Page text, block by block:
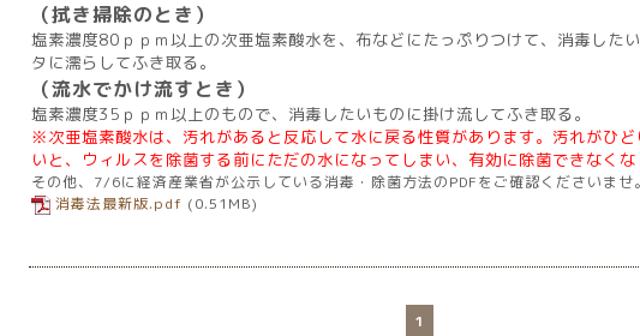
（拭き掃除のとき）
塩素濃度80ｐｐｍ以上の次亜塩素酸水を、布などにたっぷりつけて、消毒した
タに濡らしてふき取る。
（流水でかけ流すとき）
塩素濃度35ｐｐｍ以上のもので、消毒したいものに掛け流してふき取る。
※次亜塩素酸水は、汚れがあると反応して水に戻る性質があります。汚れがひ
いと、ウィルスを除菌する前にただの水になってしまい、有効に除菌できなくな
その他、7/6に経済産業省が公示している消毒・除菌方法のPDFをご確認くださいませ。
消毒法最新版.pdf (0.51MB)
1